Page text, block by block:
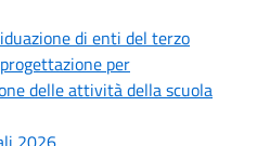
di enti del terzo
per
delle attività della scuola